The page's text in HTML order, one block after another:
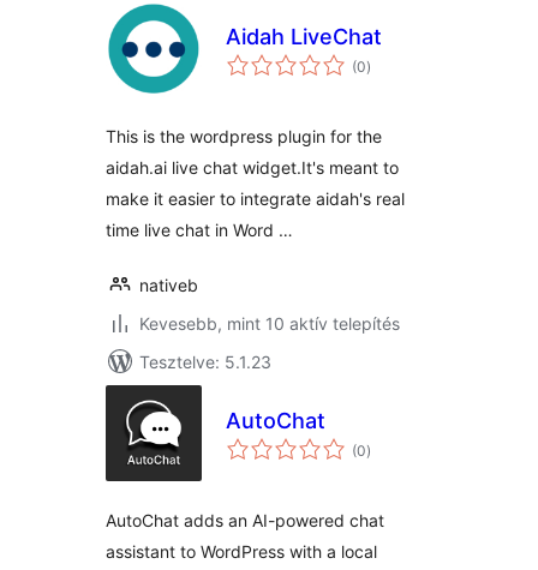
Aidah LiveChat
(0értékelés
összesen
)
This is the wordpress plugin for the
aidah.ai live chat widget.It's meant to
make it easier to integrate aidah's real
time live chat in Word …
nativeb
Kevesebb, mint 10 aktív telepítés
Tesztelve: 5.1.23
AutoChat
(0értékelés
összesen
)
AutoChat adds an AI-powered chat
assistant to WordPress with a local